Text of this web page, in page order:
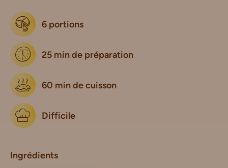
6 portions
25 min de préparation
60 min de cuisson
Difficile
Ingrédients